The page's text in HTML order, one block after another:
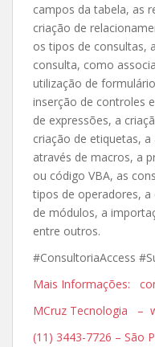
campos da tabela, as
criação de
os tipos de consultas,
consulta, como
utilização de
inserção de controles
de expressões, a
criação de etiquetas,
através de macros, a
ou código VBA, as
tipos de operadores,
de módulos, a
entre outros.
#ConsultoriaAccess
Mais Informações:
MCruz Tecnologia –
(11) 3443-7726 – São